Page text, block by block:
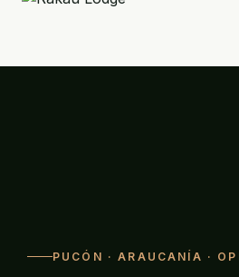
PUCÓN · ARAUCANÍA ·